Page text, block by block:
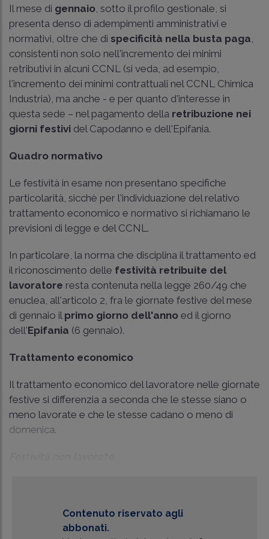
Il mese di gennaio , sotto il profilo gestionale, si
presenta denso di adempimenti amministrativi e
normativi, oltre che di specificità nella busta paga
consistenti non solo nell'incremento dei minimi
retributivi in alcuni CCNL (si veda, ad esempio,
l'incremento dei minimi contrattuali nel CCNL Chimica
Industria), ma anche - e per quanto d'interesse in
questa sede – nel pagamento della retribuzione nei
giorni festivi del Capodanno e dell'Epifania.
Quadro normativo
Le festività in esame non presentano specifiche
particolarità, sicchè per l'individuazione del relativo
trattamento economico e normativo si richiamano le
previsioni di legge e del CCNL.
In particolare, la norma che disciplina il trattamento ed
il riconoscimento delle festività retribuite del
lavoratore resta contenuta nella legge 260/49 che
enuclea, all'articolo 2, fra le giornate festive del mese
di gennaio il primo giorno dell'anno ed il giorno
dell'Epifania (6 gennaio).
Trattamento economico
Il trattamento economico del lavoratore nelle giornate
festive si differenzia a seconda che le stesse siano o
meno lavorate e che le stesse cadano o meno di
domenica.
Contenuto riservato agli
abbonati.